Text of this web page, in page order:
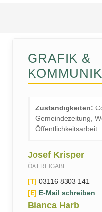
GRAFIK &
Zuständigkeiten:
Gemeindezeitung,
Öffentlichkeitsarbeit.
Josef Krisper
ÖA FREIGABE
[T] 03116 8303 141
[E] E-Mail schreiben
Bianca Harb